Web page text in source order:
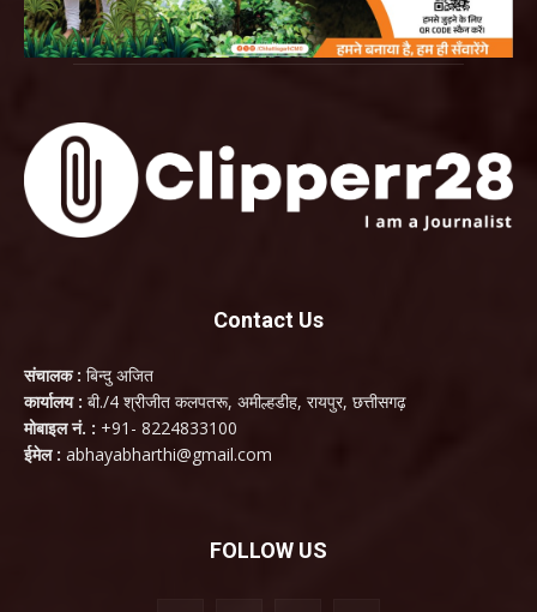
Contact Us
संचालक : बिन्दु अजित
कार्यालय : बी./4 श्रीजीत कलपतरू, अमील्हडीह, रायपुर, छत्तीसगढ़
मोबाइल नं. : +91- 8224833100
ईमेल : abhayabharthi@gmail.com
FOLLOW US